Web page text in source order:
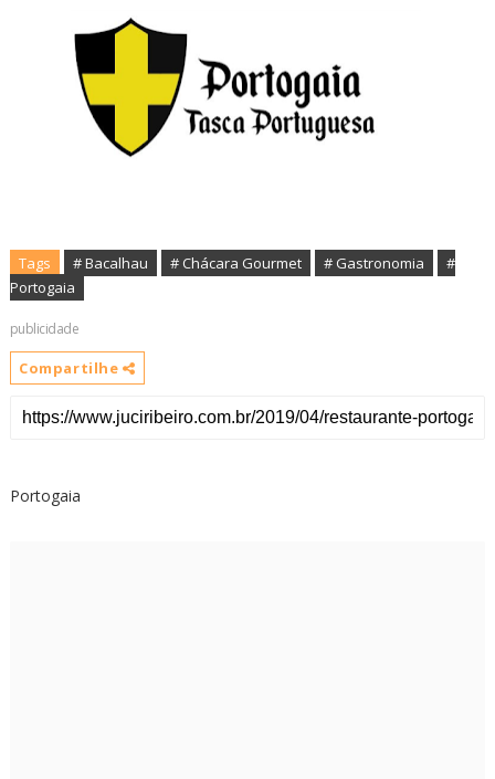
Tags # Bacalhau # Chácara Gourmet # Gastronomia
#
Portogaia
publicidade
Compartilhe
Portogaia